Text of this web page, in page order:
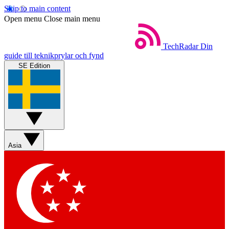
Skip to main content
Open menu Close main menu
TechRadar Din
guide till teknikprylar och fynd
SE Edition
Asia